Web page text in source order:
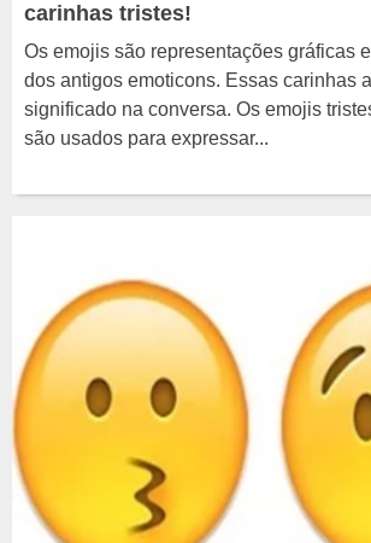
carinhas tristes!
Os emojis são representações gráficas
dos antigos emoticons. Essas carinhas
significado na conversa. Os emojis
são usados para expressar...